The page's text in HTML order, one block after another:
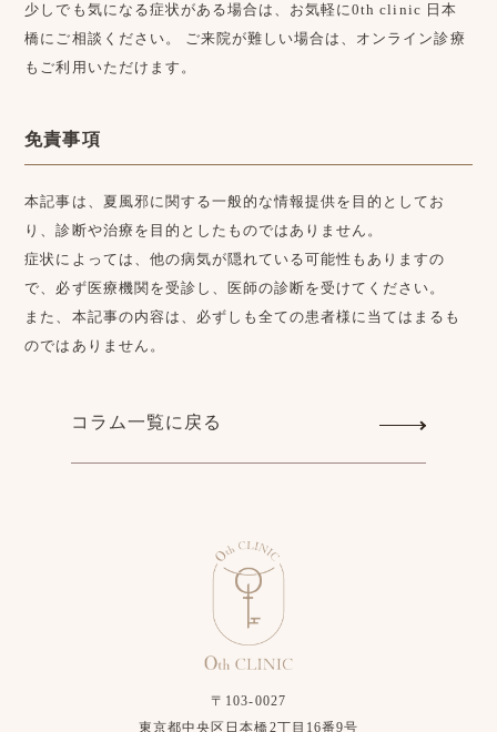
少しでも気になる症状がある場合は、お気軽に0th clinic 日本
橋にご相談ください。 ご来院が難しい場合は、オンライン診療
もご利用いただけます。
免責事項
本記事は、夏風邪に関する一般的な情報提供を目的としてお
り、診断や治療を目的としたものではありません。
症状によっては、他の病気が隠れている可能性もありますの
で、必ず医療機関を受診し、医師の診断を受けてください。
また、本記事の内容は、必ずしも全ての患者様に当てはまるも
のではありません。
コラム一覧に戻る
〒103-0027
東京都中央区日本橋2丁目16番9号